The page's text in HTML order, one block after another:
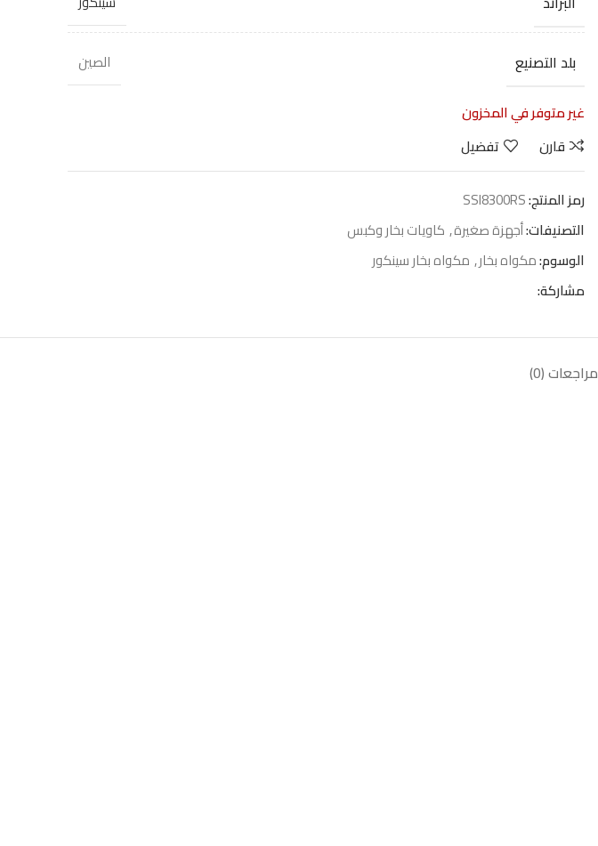
بلد التصنيع
الصين
غير متوفر في المخزون
قارن
تفضيل
رمز المنتج:SSI8300RS
التصنيفات:أجهزة صغيرة, كاويات بخار وكبس
الوسوم:مكواه بخار, مكواه بخار سينكور
مشاركة:
مراجعات (0)